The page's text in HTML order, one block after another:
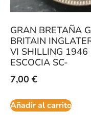
GRAN BRETAÑA
BRITAIN
VI SHILLING 1946
ESCOCIA SC-
7,00 €
Añadir al carrito